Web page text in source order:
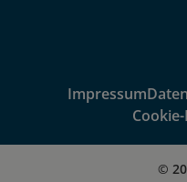
Impressum
©